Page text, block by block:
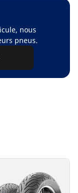
nous
pneus.